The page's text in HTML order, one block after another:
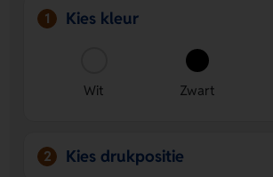
polyester met materiaalcertificaat.
Ruimte voor jouw ontwerp
logo, naam of eigen ontwerp laten
Met 150x30 cm is de sjaal
comfortabel in gebruik.
1 Kies kleur
Wit Zwart
2 Kies drukpositie